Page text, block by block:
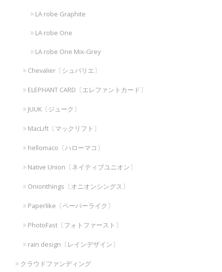
LA robe Graphite
LA robe One
LA robe One Mix-Grey
Chevalier〔シュバリエ〕
ELEPHANT CARD〔エレファントカード〕
JUUK〔ジューク〕
MacLift〔マックリフト〕
hellomaco〔ハローマコ〕
Native Union〔ネイティブユニオン〕
Onionthings〔オニオンシングス〕
Paperlike〔ペーパーライク〕
PhotoFast〔フォトファースト〕
rain design〔レインデザイン〕
クラウドファンディング